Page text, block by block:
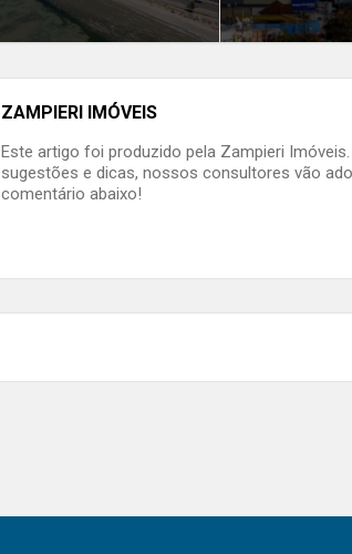
ZAMPIERI IMÓVEIS
Este artigo foi produzido pela Zampieri
sugestões e dicas, nossos consultores vão
comentário abaixo!